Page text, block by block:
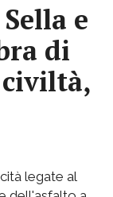
e
di
legate al